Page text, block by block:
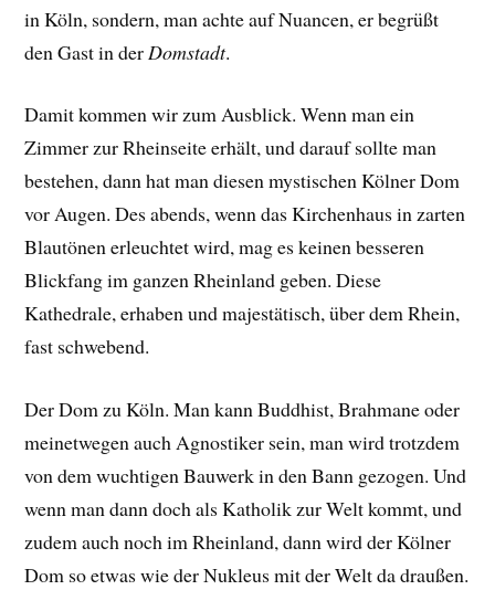
in Köln, sondern, man achte auf Nuancen, er begrüßt
den Gast in der Domstadt.
Damit kommen wir zum Ausblick. Wenn man ein
Zimmer zur Rheinseite erhält, und darauf sollte man
bestehen, dann hat man diesen mystischen Kölner Dom
vor Augen. Des abends, wenn das Kirchenhaus in zarten
Blautönen erleuchtet wird, mag es keinen besseren
Blickfang im ganzen Rheinland geben. Diese
Kathedrale, erhaben und majestätisch, über dem Rhein,
fast schwebend.
Der Dom zu Köln. Man kann Buddhist, Brahmane oder
meinetwegen auch Agnostiker sein, man wird trotzdem
von dem wuchtigen Bauwerk in den Bann gezogen. Und
wenn man dann doch als Katholik zur Welt kommt, und
zudem auch noch im Rheinland, dann wird der Kölner
Dom so etwas wie der Nukleus mit der Welt da draußen.